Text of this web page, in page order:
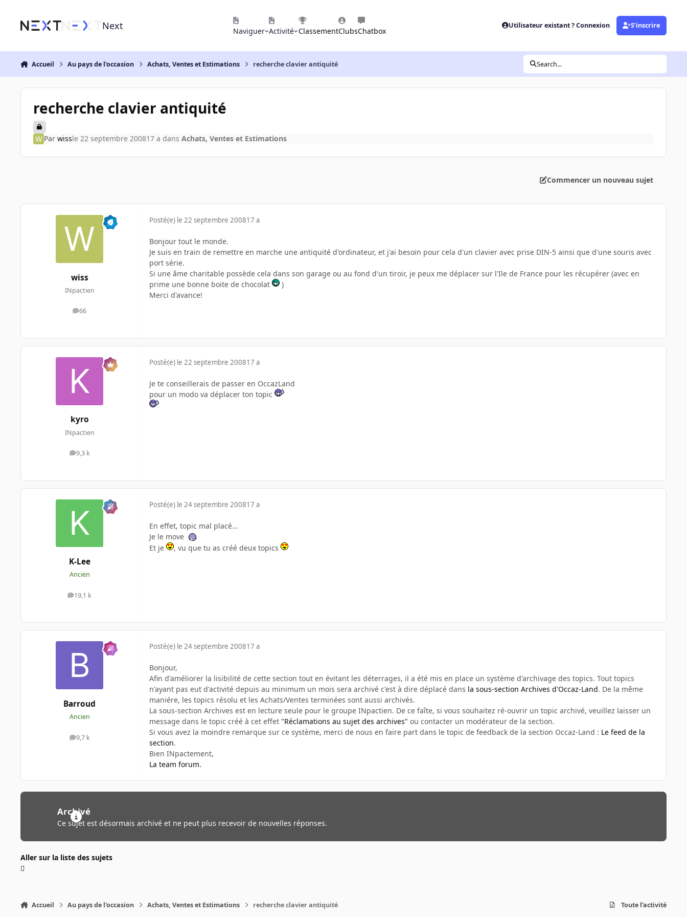
Next Naviguer Activité ClassementClubsChatbox
Utilisateur existant ? Connexion S’inscrire
Accueil Au pays de l'occasion Achats, Ventes et Estimations recherche clavier antiquité Search...
recherche clavier antiquité
Par wissle 22 septembre 200817 a dans Achats, Ventes et Estimations
Commencer un nouveau sujet
wiss
INpactien
66
messages
Posté(e) le 22 septembre 200817 a
Bonjour tout le monde.
Je suis en train de remettre en marche une antiquité d'ordinateur, et j'ai besoin pour cela d'un clavier avec prise DIN-5 ainsi que d'une souris avec
port série.
Si une âme charitable possède cela dans son garage ou au fond d'un tiroir, je peux me déplacer sur l'Ile de France pour les récupérer (avec en
prime une bonne boite de chocolat
)
Merci d'avance!
kyro
INpactien
9,3 k
messages
Posté(e) le 22 septembre 200817 a
Je te conseillerais de passer en OccazLand
pour un modo va déplacer ton topic
K-Lee
Ancien
19,1 k
messages
Posté(e) le 24 septembre 200817 a
En effet, topic mal placé...
Je le move
Et je
, vu que tu as créé deux topics
Barroud
Ancien
9,7 k
messages
Posté(e) le 24 septembre 200817 a
Bonjour,
Afin d'améliorer la lisibilité de cette section tout en évitant les déterrages, il a été mis en place un système d'archivage des topics. Tout topics
n'ayant pas eut d'activité depuis au minimum un mois sera archivé c'est à dire déplacé dans la sous-section Archives d'Occaz-Land. De la même
maniére, les topics résolu et les Achats/Ventes terminées sont aussi archivés.
La sous-section Archives est en lecture seule pour le groupe INpactien. De ce faîte, si vous souhaitez ré-ouvrir un topic archivé, veuillez laisser un
message dans le topic créé à cet effet "Réclamations au sujet des archives" ou contacter un modérateur de la section.
Si vous avez la moindre remarque sur ce système, merci de nous en faire part dans le topic de feedback de la section Occaz-Land : Le feed de la
section.
Bien INpactement,
La team forum.
Archivé
Ce sujet est désormais archivé et ne peut plus recevoir de nouvelles réponses.
Aller sur la liste des sujets
Accueil Au pays de l'occasion Achats, Ventes et Estimations recherche clavier antiquité Toute l’activité